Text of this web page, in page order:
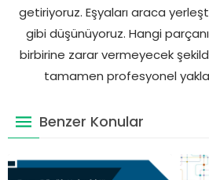
getiriyoruz. Eşyaları araca
gibi düşünüyoruz. Hangi
birbirine zarar vermeyecek
tamamen profesyonel
Benzer Konular